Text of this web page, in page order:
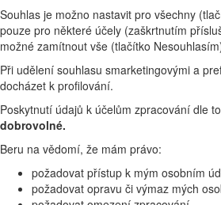
Souhlas je možno nastavit pro všechny
pouze pro některé účely (zaškrtnutím
možné zamítnout vše (tlačítko
Při udělení souhlasu smarketingovými a
docházet k profilování.
Poskytnutí údajů k účelům zpracování dle
dobrovolné.
Beru na vědomí, že mám právo:
požadovat přístup k mým osobním
požadovat opravu či výmaz mých